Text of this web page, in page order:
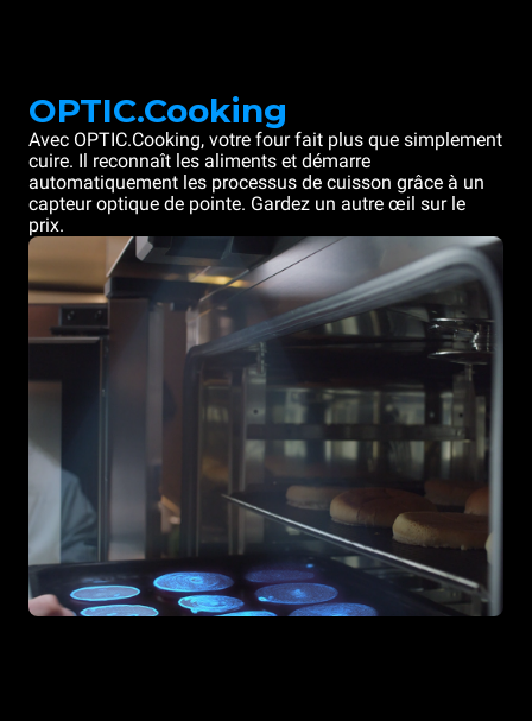
OPTIC.Cooking
Avec OPTIC.Cooking, votre four fait plus que simplement
cuire. Il reconnaît les aliments et démarre
automatiquement les processus de cuisson grâce à un
capteur optique de pointe. Gardez un autre œil sur le
prix.